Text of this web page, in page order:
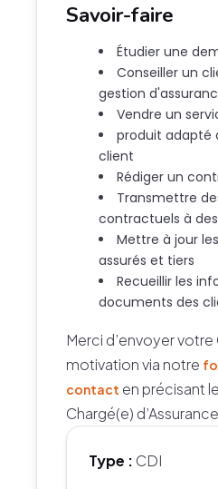
Savoir-faire
Étudier une
Conseiller un
gestion
Vendre un
produit adapté
client
Rédiger un
Transmettre
contractuels à
Mettre à jour
assurés et tiers
Recueillir les
documents des
Merci d’envoyer
motivation via notre
contact en précisant
Chargé(e)
Type : CDI